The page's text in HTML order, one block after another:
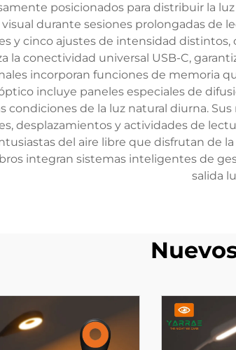
posicionados para distribuir la
durante sesiones prolongadas de
y cinco ajustes de intensidad
la conectividad universal USB-C,
incorporan funciones de memoria
incluye paneles especiales de
condiciones de la luz natural diurna.
desplazamientos y actividades de
del aire libre que disfrutan de
integran sistemas inteligentes de
salida